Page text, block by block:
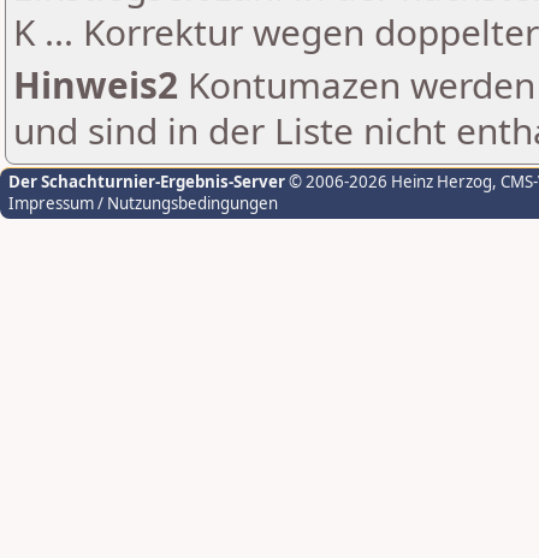
K ... Korrektur wegen
Hinweis2 Kontumazen
und sind in der Liste nicht
Der Schachturnier-Ergebnis-Server© 2006-2026 Heinz Herzog,
Impressum / Nutzungsbedingungen